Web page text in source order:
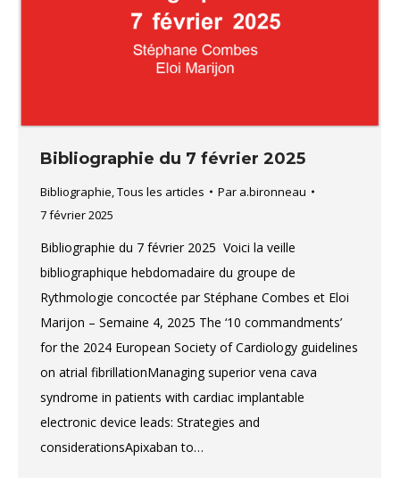
Bibliographie du 7 février 2025
Bibliographie,Tous les articles Par a.bironneau
7 février 2025
Bibliographie du 7 février 2025 Voici la veille
bibliographique hebdomadaire du groupe de
Rythmologie concoctée par Stéphane Combes et Eloi
Marijon – Semaine 4, 2025 The ‘10 commandments’
for the 2024 European Society of Cardiology guidelines
on atrial fibrillationManaging superior vena cava
syndrome in patients with cardiac implantable
electronic device leads: Strategies and
considerationsApixaban to…